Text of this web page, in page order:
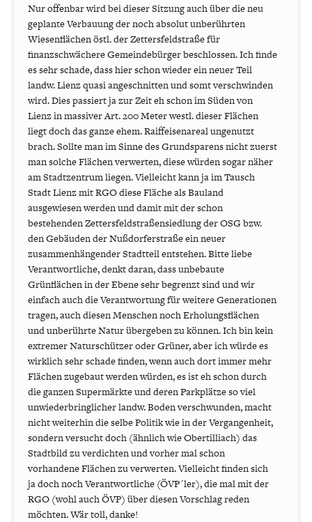
Nur offenbar wird bei dieser Sitzung auch über die neu
geplante Verbauung der noch absolut unberührten
Wiesenflächen östl. der Zettersfeldstraße für
finanzschwächere Gemeindebürger beschlossen. Ich finde
es sehr schade, dass hier schon wieder ein neuer Teil
landw. Lienz quasi angeschnitten und somt verschwinden
wird. Dies passiert ja zur Zeit eh schon im Süden von
Lienz in massiver Art. 200 Meter westl. dieser Flächen
liegt doch das ganze ehem. Raiffeisenareal ungenutzt
brach. Sollte man im Sinne des Grundsparens nicht zuerst
man solche Flächen verwerten, diese würden sogar näher
am Stadtzentrum liegen. Vielleicht kann ja im Tausch
Stadt Lienz mit RGO diese Fläche als Bauland
ausgewiesen werden und damit mit der schon
bestehenden Zettersfeldstraßensiedlung der OSG bzw.
den Gebäuden der Nußdorferstraße ein neuer
zusammenhängender Stadtteil entstehen. Bitte liebe
Verantwortliche, denkt daran, dass unbebaute
Grünflächen in der Ebene sehr begrenzt sind und wir
einfach auch die Verantwortung für weitere Generationen
tragen, auch diesen Menschen noch Erholungsflächen
und unberührte Natur übergeben zu können. Ich bin kein
extremer Naturschützer oder Grüner, aber ich würde es
wirklich sehr schade finden, wenn auch dort immer mehr
Flächen zugebaut werden würden, es ist eh schon durch
die ganzen Supermärkte und deren Parkplätze so viel
unwiederbringlicher landw. Boden verschwunden, macht
nicht weiterhin die selbe Politik wie in der Vergangenheit,
sondern versucht doch (ähnlich wie Obertilliach) das
Stadtbild zu verdichten und vorher mal schon
vorhandene Flächen zu verwerten. Vielleicht finden sich
ja doch noch Verantwortliche (ÖVP´ler), die mal mit der
RGO (wohl auch ÖVP) über diesen Vorschlag reden
möchten. Wär toll, danke!